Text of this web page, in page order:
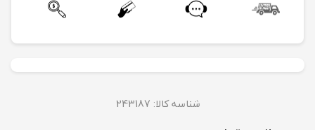
شناسه کالا: 243187